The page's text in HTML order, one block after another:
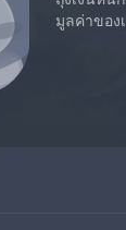
มูลค่าของ